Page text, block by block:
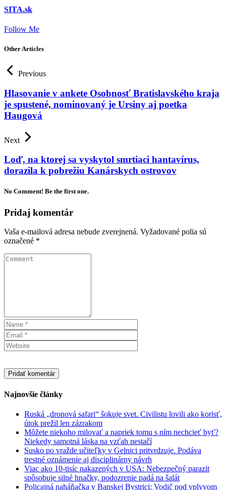
SITA.sk
Follow Me
Other Articles
Previous
Hlasovanie v ankete Osobnosť Bratislavského kraja
je spustené, nominovaný je Ursiny aj poetka
Haugová
Next
Loď, na ktorej sa vyskytol smrtiaci hantavírus,
dorazila k pobrežiu Kanárskych ostrovov
No Comment! Be the first one.
Pridaj komentár
Vaša e-mailová adresa nebude zverejnená. Vyžadované polia sú
označené *
Najnovšie články
Ruská „dronová safari“ šokuje svet. Civilistu lovili ako korisť,
útok prežil len zázrakom
Môžete niekoho milovať a napriek tomu s ním nechcieť byť?
Niekedy samotná láska na vzťah nestačí
Susko po vražde učiteľky v Gelnici pritvrdzuje. Podáva
trestné oznámenie aj disciplinárny návrh
Viac ako 10-tisíc nakazených v USA: Nebezpečný parazit
spôsobuje silné hnačky, podozrenie padá na šalát
Policajná naháňačka v Banskej Bystrici: Vodič pod vplyvom